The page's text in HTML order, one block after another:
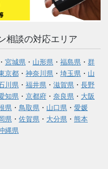
相談の対応エリア
・ 宮城県 ・ 山形県 ・ 福島県 ・ 群
京都 ・ 神奈川県 ・ 埼玉県 ・ 山
川県 ・ 福井県 ・ 滋賀県 ・ 長野
知県 ・ 京都府 ・ 奈良県 ・ 大阪
県 ・ 鳥取県 ・ 山口県 ・ 愛媛
県 ・ 佐賀県 ・ 大分県 ・ 熊本
縄県